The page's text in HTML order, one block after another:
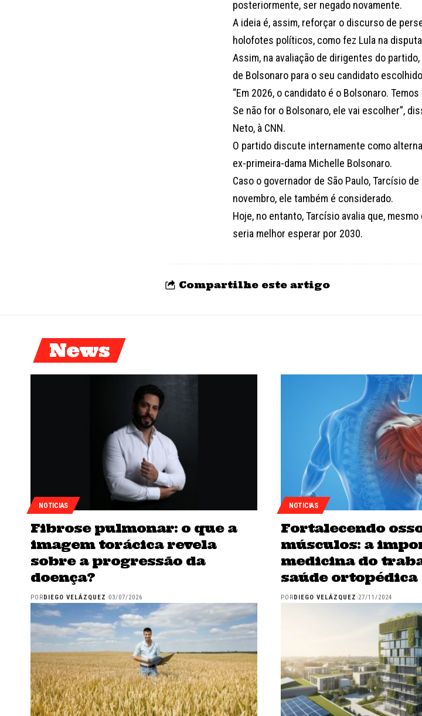
posteriormente, ser negado novamente.
A ideia é, assim, reforçar o discurso de
holofotes políticos, como fez Lula na
Assim, na avaliação de dirigentes do
de Bolsonaro para o seu candidato
“Em 2026, o candidato é o Bolsonaro.
Se não for o Bolsonaro, ele vai escolher”,
Neto, à CNN.
O partido discute internamente como
ex-primeira-dama Michelle Bolsonaro.
Caso o governador de São Paulo, Tarcísio
novembro, ele também é considerado.
Hoje, no entanto, Tarcísio avalia que,
seria melhor esperar por 2030.
Compartilhe este artigo
News
NOTICIAS
Fibrose pulmonar: o que a
imagem torácica revela
sobre a progressão da
doença?
PORDIEGO VELÁZQUEZ 03/07/2026
NOTICIAS
Fortalecendo
músculos: a
medicina do
saúde ortopédica
PORDIEGO VELÁZQUEZ 27/11/2024